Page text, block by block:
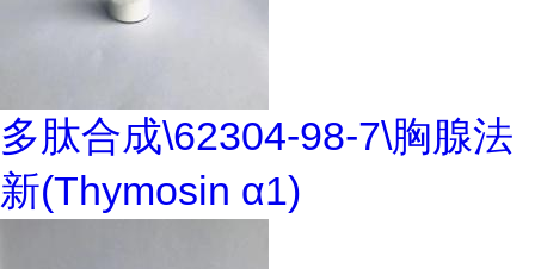
多肽合成\62304-98-7\胸腺法
新(Thymosin α1)